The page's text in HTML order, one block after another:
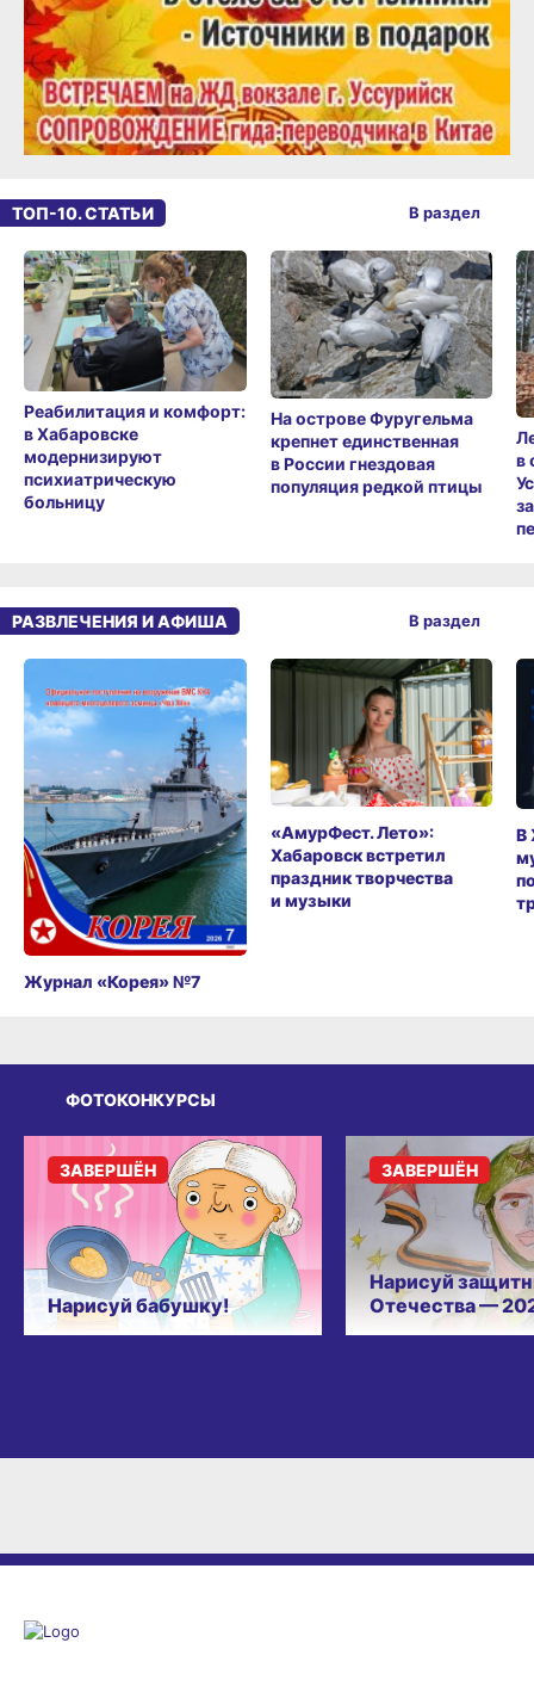
ТОП-10. СТАТЬИ
Реабилитация и комфорт:
в Хабаровске
модернизируют
психиатрическую
больницу
На острове Фуругельма
крепнет единственная
в России гнездовая
популяция редкой птицы
в
В раздел
РАЗВЛЕЧЕНИЯ И АФИША
Журнал «Корея» №7
«АмурФест. Лето»:
Хабаровск встретил
праздник творчества
и музыки
В
В раздел
ФОТОКОНКУРСЫ
Нарисуй бабушку!
ЗАВЕРШЁН
Нарисуй
Отечества —
ЗАВЕРШЁН